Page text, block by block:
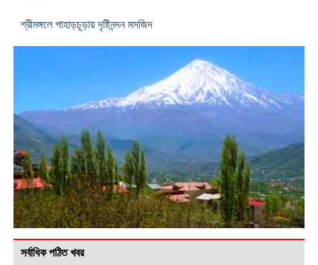
শ্রীমঙ্গলে পাহাড়চূড়ায় দৃষ্টিনন্দন মসজিদ
সর্বাধিক পঠিত খবর